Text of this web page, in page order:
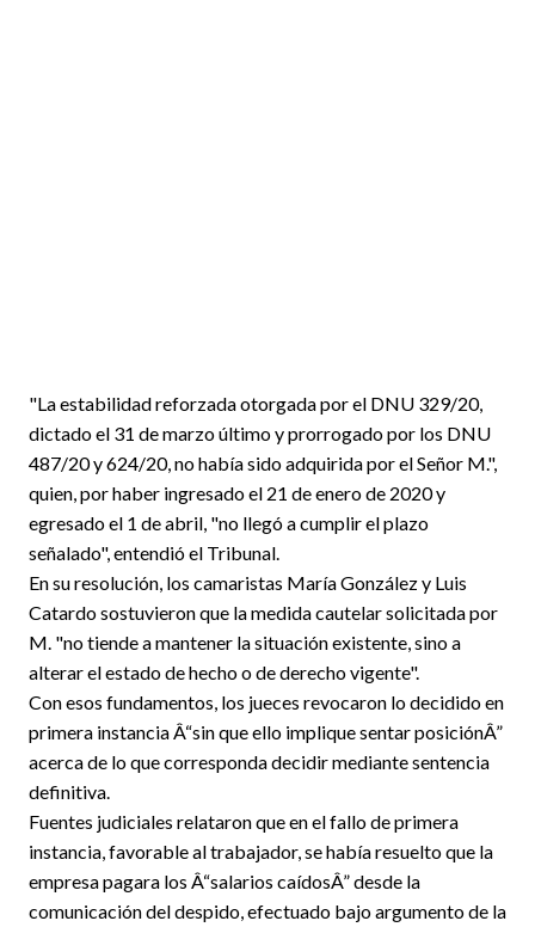
"La estabilidad reforzada otorgada por el DNU 329/20,
dictado el 31 de marzo último y prorrogado por los DNU
487/20 y 624/20, no había sido adquirida por el Señor M.",
quien, por haber ingresado el 21 de enero de 2020 y
egresado el 1 de abril, "no llegó a cumplir el plazo
señalado", entendió el Tribunal.
En su resolución, los camaristas María González y Luis
Catardo sostuvieron que la medida cautelar solicitada por
M. "no tiende a mantener la situación existente, sino a
alterar el estado de hecho o de derecho vigente".
Con esos fundamentos, los jueces revocaron lo decidido en
primera instancia Â“sin que ello implique sentar posiciónÂ”
acerca de lo que corresponda decidir mediante sentencia
definitiva.
Fuentes judiciales relataron que en el fallo de primera
instancia, favorable al trabajador, se había resuelto que la
empresa pagara los Â“salarios caídosÂ” desde la
comunicación del despido, efectuado bajo argumento de la